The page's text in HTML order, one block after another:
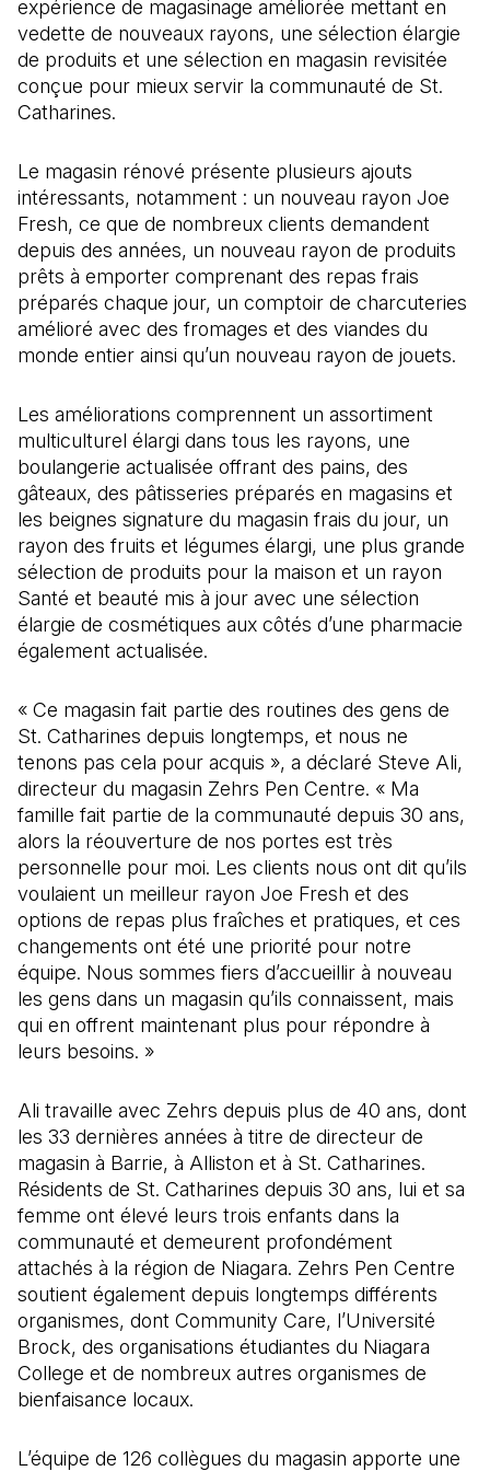
expérience de magasinage améliorée mettant en
vedette de nouveaux rayons, une sélection élargie
de produits et une sélection en magasin revisitée
conçue pour mieux servir la communauté de St.
Catharines.
Le magasin rénové présente plusieurs ajouts
intéressants, notamment : un nouveau rayon Joe
Fresh, ce que de nombreux clients demandent
depuis des années, un nouveau rayon de produits
prêts à emporter comprenant des repas frais
préparés chaque jour, un comptoir de charcuteries
amélioré avec des fromages et des viandes du
monde entier ainsi qu’un nouveau rayon de jouets.
Les améliorations comprennent un assortiment
multiculturel élargi dans tous les rayons, une
boulangerie actualisée offrant des pains, des
gâteaux, des pâtisseries préparés en magasins et
les beignes signature du magasin frais du jour, un
rayon des fruits et légumes élargi, une plus grande
sélection de produits pour la maison et un rayon
Santé et beauté mis à jour avec une sélection
élargie de cosmétiques aux côtés d’une pharmacie
également actualisée.
« Ce magasin fait partie des routines des gens de
St. Catharines depuis longtemps, et nous ne
tenons pas cela pour acquis », a déclaré Steve Ali,
directeur du magasin Zehrs Pen Centre. « Ma
famille fait partie de la communauté depuis 30 ans,
alors la réouverture de nos portes est très
personnelle pour moi. Les clients nous ont dit qu’ils
voulaient un meilleur rayon Joe Fresh et des
options de repas plus fraîches et pratiques, et ces
changements ont été une priorité pour notre
équipe. Nous sommes fiers d’accueillir à nouveau
les gens dans un magasin qu’ils connaissent, mais
qui en offrent maintenant plus pour répondre à
leurs besoins. »
Ali travaille avec Zehrs depuis plus de 40 ans, dont
les 33 dernières années à titre de directeur de
magasin à Barrie, à Alliston et à St. Catharines.
Résidents de St. Catharines depuis 30 ans, lui et sa
femme ont élevé leurs trois enfants dans la
communauté et demeurent profondément
attachés à la région de Niagara. Zehrs Pen Centre
soutient également depuis longtemps différents
organismes, dont Community Care, l’Université
Brock, des organisations étudiantes du Niagara
College et de nombreux autres organismes de
bienfaisance locaux.
L’équipe de 126 collègues du magasin apporte une